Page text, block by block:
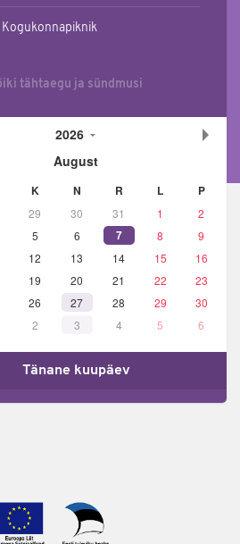
Kogukonnapiknik
tähtaegu ja sündmusi
2026
August
K N R L P
29 30 31 1
2
5 6 7 8
9
12 13 14 15
16
19 20 21 22
23
26 27 28 29
30
2 3 4 5 6
Tänane kuupäev